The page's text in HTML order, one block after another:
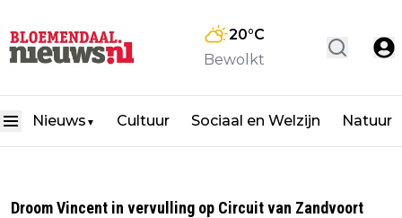
20°C
Bewolkt
Nieuws ▼ Cultuur Sociaal en Welzijn Natuur
Droom Vincent in vervulling op Circuit van Zandvoort